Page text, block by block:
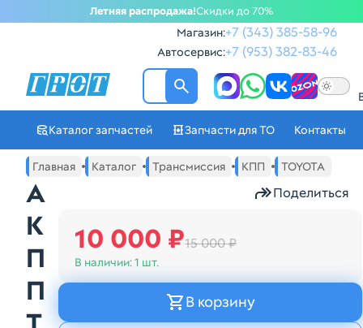
Летняя распродажа!Скидки до 70%
Магазин:+7 (343) 385-58-96
Автосервис:+7 (953) 382-83-46
ГРОТ - Автозапчасти в
Каталог запчастей Запчасти для ТО Контакты
Навигация по сайту автозапчастей ГРОТ
Основное меню навигации интернет-магазина
Главная Каталог Трансмиссия КПП TOYOTA
А
К
П
П
Поделиться
10 000 ₽15 000 ₽
В наличии:1 шт.
В корзину